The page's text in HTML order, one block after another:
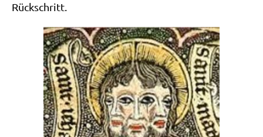
Rückschritt.